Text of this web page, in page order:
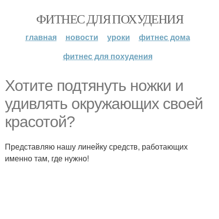
ФИТНЕС ДЛЯ ПОХУДЕНИЯ
главная новости уроки
фитнес дома
фитнес для похудения
Хотите подтянуть ножки и
удивлять окружающих своей
красотой?
Представляю нашу линейку средств, работающих
именно там, где нужно!